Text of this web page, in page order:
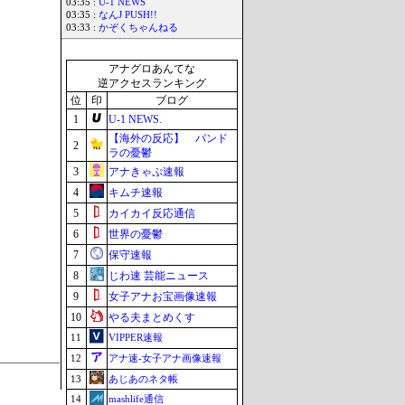
03:35 : U-1 NEWS
03:35 : なんJ PUSH!!
03:33 : かぞくちゃんねる
アナグロあんてな
逆アクセスランキング
位
印
ブログ
1
U-1 NEWS.
2
【海外の反応】 パンド
ラの憂鬱
3
アナきゃぷ速報
4
キムチ速報
5
カイカイ反応通信
6
世界の憂鬱
7
保守速報
8
じわ速 芸能ニュース
9
女子アナお宝画像速報
10
やる夫まとめくす
11
VIPPER速報
12
アナ速‐女子アナ画像速報
13
あじあのネタ帳
14
mashlife通信